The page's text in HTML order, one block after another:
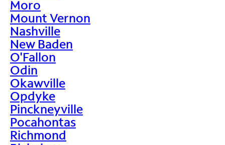
Moro
Mount Vernon
Nashville
New Baden
O'Fallon
Odin
Okawville
Opdyke
Pinckneyville
Pocahontas
Richmond